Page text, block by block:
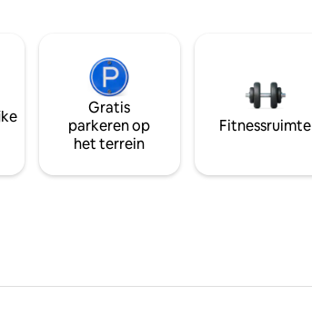
Gratis
parkeren op
het terrein
Fitnessruimte